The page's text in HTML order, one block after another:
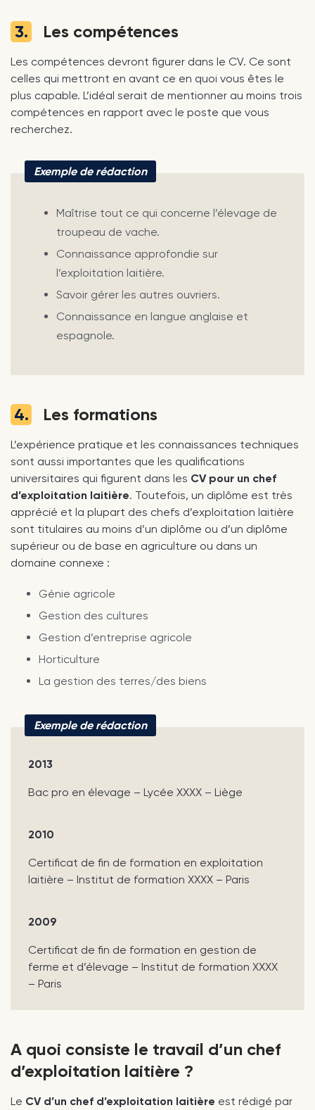
3. Les compétences
Les compétences devront figurer dans le CV. Ce sont
celles qui mettront en avant ce en quoi vous êtes le
plus capable. L’idéal serait de mentionner au moins trois
compétences en rapport avec le poste que vous
recherchez.
Exemple de rédaction
Maîtrise tout ce qui concerne l’élevage de
troupeau de vache.
Connaissance approfondie sur
l’exploitation laitière.
Savoir gérer les autres ouvriers.
Connaissance en langue anglaise et
espagnole.
4. Les formations
L’expérience pratique et les connaissances techniques
sont aussi importantes que les qualifications
universitaires qui figurent dans les CV pour un chef
d’exploitation laitière. Toutefois, un diplôme est très
apprécié et la plupart des chefs d’exploitation laitière
sont titulaires au moins d’un diplôme ou d’un diplôme
supérieur ou de base en agriculture ou dans un
domaine connexe :
Génie agricole
Gestion des cultures
Gestion d’entreprise agricole
Horticulture
La gestion des terres/des biens
Exemple de rédaction
2013
Bac pro en élevage – Lycée XXXX – Liège
2010
Certificat de fin de formation en exploitation
laitière – Institut de formation XXXX – Paris
2009
Certificat de fin de formation en gestion de
ferme et d’élevage – Institut de formation XXXX
– Paris
A quoi consiste le travail d’un chef
d’exploitation laitière ?
Le CV d’un chef d’exploitation laitière est rédigé par